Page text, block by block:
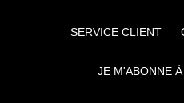
SERVICE CLIENT
JE M'ABONNE